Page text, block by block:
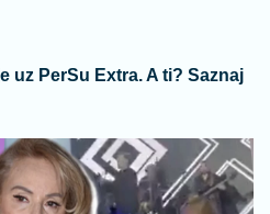
uz PerSu Extra. A ti? Saznaj